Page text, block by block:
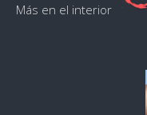
Más en el interior